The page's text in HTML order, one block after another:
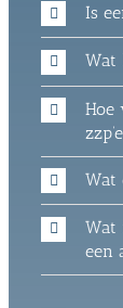
Is
Wat
Hoe
Wat
Wat
een